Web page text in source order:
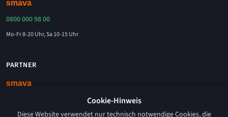
0800 000 98 00
Mo-Fr 8-20 Uhr, Sa 10-15 Uhr
PARTNER
Cookie-Hinweis
Diese Website verwendet nur technisch notwendige Cookies, die